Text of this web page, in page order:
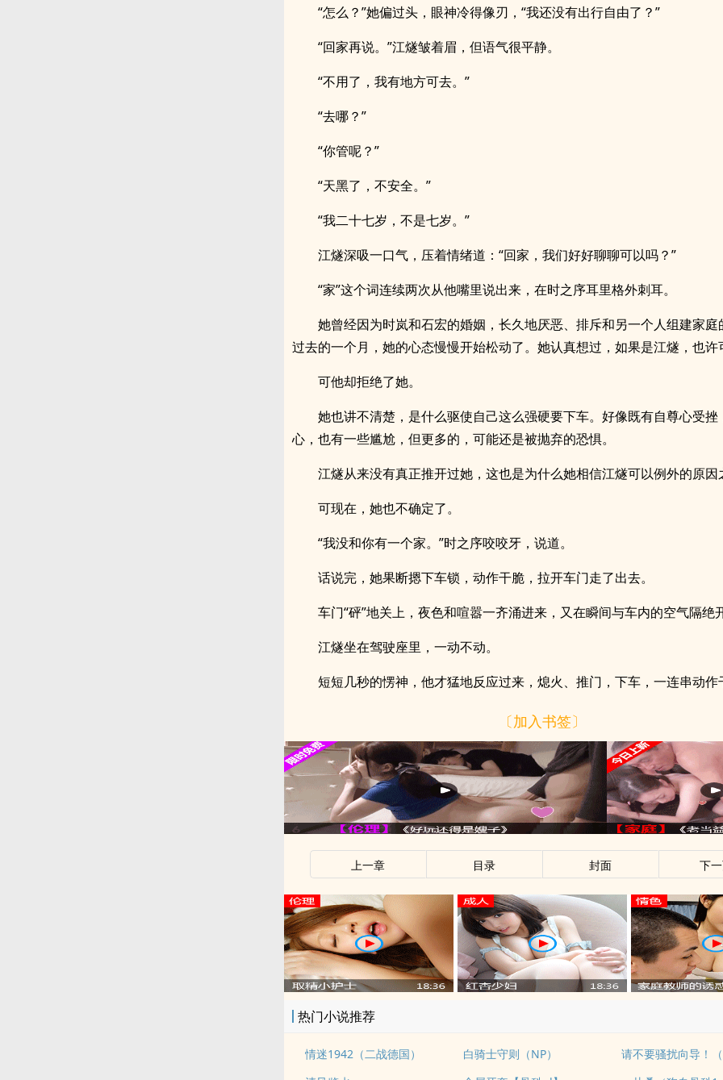
“怎么？”她偏过头，眼神冷得像刃，“我还没有出行自由了？”
“回家再说。”江燧皱着眉，但语气很平静。
“不用了，我有地方可去。”
“去哪？”
“你管呢？”
“天黑了，不安全。”
“我二十七岁，不是七岁。”
江燧深吸一口气，压着情绪道：“回家，我们好好聊聊可以吗？”
“家”这个词连续两次从他嘴里说出来，在时之序耳里格外刺耳。
她曾经因为时岚和石宏的婚姻，长久地厌恶、排斥和另一个人组建家庭
过去的一个月，她的心态慢慢开始松动了。她认真想过，如果是江燧，也许
可他却拒绝了她。
她也讲不清楚，是什么驱使自己这么强硬要下车。好像既有自尊心受挫
心，也有一些尴尬，但更多的，可能还是被抛弃的恐惧。
江燧从来没有真正推开过她，这也是为什么她相信江燧可以例外的原因
可现在，她也不确定了。
“我没和你有一个家。”时之序咬咬牙，说道。
话说完，她果断摁下车锁，动作干脆，拉开车门走了出去。
车门“砰”地关上，夜色和喧嚣一齐涌进来，又在瞬间与车内的空气隔绝开
江燧坐在驾驶座里，一动不动。
短短几秒的愣神，他才猛地反应过来，熄火、推门，下车，一连串动作
〔加入书签〕
上一章 目录 封面 下
热门小说推荐
情迷1942（二战德国） 白骑士守则（NP）